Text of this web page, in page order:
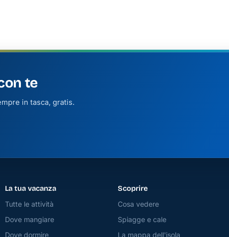
te
in tasca, gratis.
La tua vacanza
Tutte le attività
Dove mangiare
Dove dormire
Scoprire
Cosa vedere
Spiagge e cale
La mappa dell'isola